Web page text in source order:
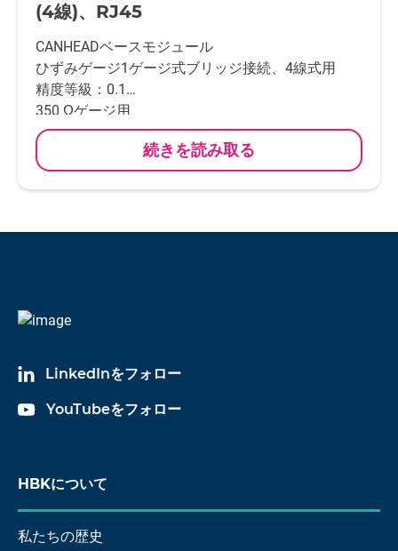
(4線)、RJ45
CANHEADベースモジュール
ひずみゲージ1ゲージ式ブリッジ接続、4線式用
精度等級：0.1
350 Ωゲージ用
チャンネル数：10チャンネル接続
上記1チャンネルとは別に温度補償用ひずみゲージ
もしくはPT100
接続チャンネルがあります
続きを読み取る
LinkedInをフォロー
YouTubeをフォロー
HBKについて
私たちの歴史